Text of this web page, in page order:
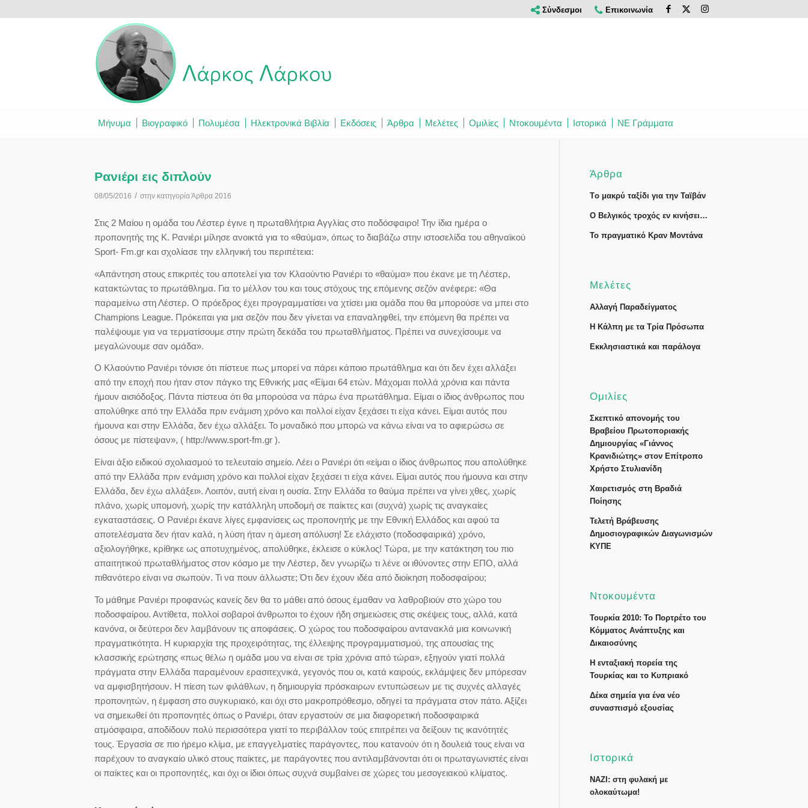
Σύνδεσμοι Επικοινωνία
Μήνυμα Βιογραφικό Πολυμέσα Ηλεκτρονικά Βιβλία Εκδόσεις Άρθρα Μελέτες Ομιλίες Ντοκουμέντα Ιστορικά ΝΕ Γράμματα
Ρανιέρι εις διπλούν
08/05/2016 / στην κατηγορίαΆρθρα 2016
Στις 2 Μαίου η ομάδα του Λέστερ έγινε η πρωταθλήτρια Αγγλίας στο ποδόσφαιρο! Την ίδια ημέρα ο
προπονητής της Κ. Ρανιέρι μίλησε ανοικτά για το «θαύμα», όπως το διαβάζω στην ιστοσελίδα του αθηναϊκού
Sport- Fm.gr και σχολίασε την ελληνική του περιπέτεια:
«Απάντηση στους επικριτές του αποτελεί για τον Κλαούντιο Ρανιέρι το «θαύμα» που έκανε με τη Λέστερ,
κατακτώντας το πρωτάθλημα. Για το μέλλον του και τους στόχους της επόμενης σεζόν ανέφερε: «Θα
παραμείνω στη Λέστερ. Ο πρόεδρος έχει προγραμματίσει να χτίσει μια ομάδα που θα μπορούσε να μπει στο
Champions League. Πρόκειται για μια σεζόν που δεν γίνεται να επαναληφθεί, την επόμενη θα πρέπει να
παλέψουμε για να τερματίσουμε στην πρώτη δεκάδα του πρωταθλήματος. Πρέπει να συνεχίσουμε να
μεγαλώνουμε σαν ομάδα».
Ο Κλαούντιο Ρανιέρι τόνισε ότι πίστευε πως μπορεί να πάρει κάποιο πρωτάθλημα και ότι δεν έχει αλλάξει
από την εποχή που ήταν στον πάγκο της Εθνικής μας «Είμαι 64 ετών. Μάχομαι πολλά χρόνια και πάντα
ήμουν αισιόδοξος. Πάντα πίστευα ότι θα μπορούσα να πάρω ένα πρωτάθλημα. Είμαι ο ίδιος άνθρωπος που
απολύθηκε από την Ελλάδα πριν ενάμιση χρόνο και πολλοί είχαν ξεχάσει τι είχα κάνει. Είμαι αυτός που
ήμουνα και στην Ελλάδα, δεν έχω αλλάξει. Το μοναδικό που μπορώ να κάνω είναι να το αφιερώσω σε
όσους με πίστεψαν», ( http://www.sport-fm.gr ).
Είναι άξιο ειδικού σχολιασμού το τελευταίο σημείο. Λέει ο Ρανιέρι ότι «είμαι ο ίδιος άνθρωπος που απολύθηκε
από την Ελλάδα πριν ενάμιση χρόνο και πολλοί είχαν ξεχάσει τι είχα κάνει. Είμαι αυτός που ήμουνα και στην
Ελλάδα, δεν έχω αλλάξει». Λοιπόν, αυτή είναι η ουσία. Στην Ελλάδα το θαύμα πρέπει να γίνει χθες, χωρίς
πλάνο, χωρίς υπομονή, χωρίς την κατάλληλη υποδομή σε παίκτες και (συχνά) χωρίς τις αναγκαίες
εγκαταστάσεις. Ο Ρανιέρι έκανε λίγες εμφανίσεις ως προπονητής με την Εθνική Ελλάδος και αφού τα
αποτελέσματα δεν ήταν καλά, η λύση ήταν η άμεση απόλυση! Σε ελάχιστο (ποδοσφαιρικά) χρόνο,
αξιολογήθηκε, κρίθηκε ως αποτυχημένος, απολύθηκε, έκλεισε ο κύκλος! Τώρα, με την κατάκτηση του πιο
απαιτητικού πρωταθλήματος στον κόσμο με την Λέστερ, δεν γνωρίζω τι λένε οι ιθύνοντες στην ΕΠΟ, αλλά
πιθανότερο είναι να σιωπούν. Τι να πουν άλλωστε; Ότι δεν έχουν ιδέα από διοίκηση ποδοσφαίρου;
Το μάθημε Ρανιέρι προφανώς κανείς δεν θα το μάθει από όσους έμαθαν να λαθροβιούν στο χώρο του
ποδοσφαίρου. Αντίθετα, πολλοί σοβαροί άνθρωποι το έχουν ήδη σημειώσεις στις σκέψεις τους, αλλά, κατά
κανόνα, οι δεύτεροι δεν λαμβάνουν τις αποφάσεις. Ο χώρος του ποδοσφαίρου αντανακλά μια κοινωνική
πραγματικότητα. Η κυριαρχία της προχειρότητας, της έλλειψης προγραμματισμού, της απουσίας της
κλασσικής ερώτησης «πως θέλω η ομάδα μου να είναι σε τρία χρόνια από τώρα», εξηγούν γιατί πολλά
πράγματα στην Ελλάδα παραμένουν ερασιτεχνικά, γεγονός που οι, κατά καιρούς, εκλάμψεις δεν μπόρεσαν
να αμφισβητήσουν. Η πίεση των φιλάθλων, η δημιουργία πρόσκαιρων εντυπώσεων με τις συχνές αλλαγές
προπονητών, η έμφαση στο συγκυριακό, και όχι στο μακροπρόθεσμο, οδηγεί τα πράγματα στον πάτο. Αξίζει
να σημειωθεί ότι προπονητές όπως ο Ρανιέρι, όταν εργαστούν σε μια διαφορετική ποδοσφαιρικά
ατμόσφαιρα, αποδίδουν πολύ περισσότερα γιατί το περιβάλλον τούς επιτρέπει να δείξουν τις ικανότητές
τους. Έργασία σε πιο ήρεμο κλίμα, με επαγγελματίες παράγοντες, που κατανούν ότι η δουλειά τους είναι να
παρέχουν το αναγκαίο υλικό στους παίκτες, με παράγοντες που αντιλαμβάνονται ότι οι πρωταγωνιστές είναι
οι παίκτες και οι προπονητές, και όχι οι ίδιοι όπως συχνά συμβαίνει σε χώρες του μεσογειακού κλίματος.
Άρθρα
Tο μακρύ ταξίδι για την Ταϊβάν
Ο Βελγικός τροχός εν κινήσει…
Το πραγματικό Κραν Μοντάνα
Μελέτες
Αλλαγή Παραδείγματος
Η Κάλπη με τα Τρία Πρόσωπα
Εκκλησιαστικά και παράλογα
Ομιλίες
Σκεπτικό απονομής του
Βραβείου Πρωτοποριακής
Δημιουργίας «Γιάννος
Κρανιδιώτης» στον Επίτροπο
Χρήστο Στυλιανίδη
Χαιρετισμός στη Βραδιά
Ποίησης
Τελετή Βράβευσης
Δημοσιογραφικών Διαγωνισμών
ΚΥΠΕ
Ντοκουμέντα
Τουρκία 2010: Το Πορτρέτο του
Κόμματος Ανάπτυξης και
Δικαιοσύνης
Η ενταξιακή πορεία της
Τουρκίας και το Κυπριακό
Δέκα σημεία για ένα νέο
συνασπισμό εξουσίας
Ιστορικά
ΝΑΖΙ: στη φυλακή με
ολοκαύτωμα!